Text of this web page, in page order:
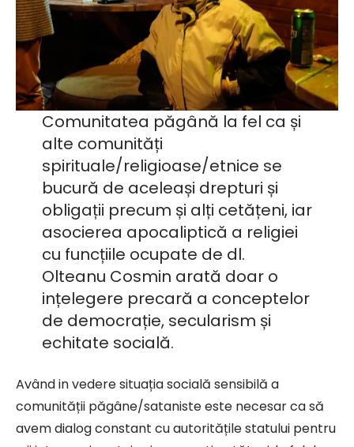
Comunitatea păgână la fel ca și
alte comunități
spirituale/religioase/etnice se
bucură de aceleași drepturi și
obligații precum și alți cetățeni, iar
asocierea apocaliptică a religiei
cu funcțiile ocupate de dl.
Olteanu Cosmin arată doar o
ințelegere precară a conceptelor
de democrație, secularism și
echitate socială.
Având in vedere situația socială sensibilă a
comunității păgâne/sataniste este necesar ca să
avem dialog constant cu autoritățile statului pentru